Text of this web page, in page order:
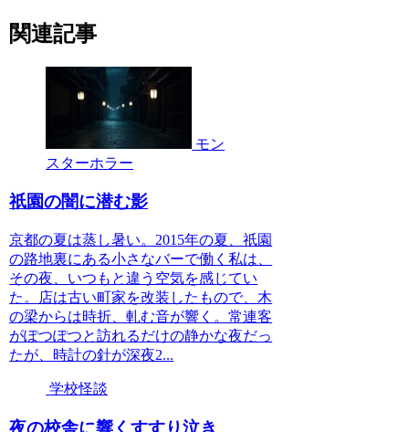
関連記事
モン
スターホラー
祇園の闇に潜む影
京都の夏は蒸し暑い。2015年の夏、祇園
の路地裏にある小さなバーで働く私は、
その夜、いつもと違う空気を感じてい
た。店は古い町家を改装したもので、木
の梁からは時折、軋む音が響く。常連客
がぽつぽつと訪れるだけの静かな夜だっ
たが、時計の針が深夜2...
学校怪談
夜の校舎に響くすすり泣き